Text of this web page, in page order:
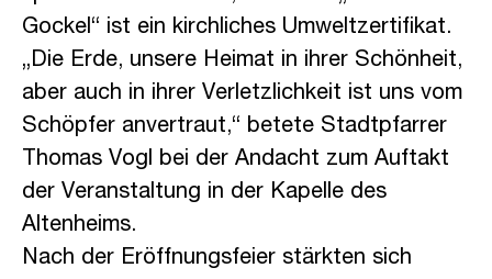
Gockel“ ist ein kirchliches Umweltzertifikat.
„Die Erde, unsere Heimat in ihrer Schönheit,
aber auch in ihrer Verletzlichkeit ist uns vom
Schöpfer anvertraut,“ betete Stadtpfarrer
Thomas Vogl bei der Andacht zum Auftakt
der Veranstaltung in der Kapelle des
Altenheims.
Nach der Eröffnungsfeier stärkten sich